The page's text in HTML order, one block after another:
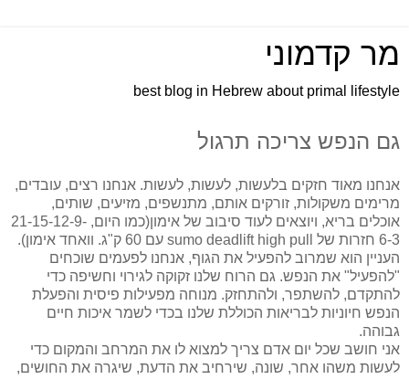
מר קדמוני
best blog in Hebrew about primal lifestyle
גם הנפש צריכה תרגול
אנחנו מאוד חזקים בלעשות, לעשות, לעשות. אנחנו רצים, עובדים,
מרימים משקולות, זורקים אותם, מתנשפים, מזיעים, שותים,
אוכלים בריא, ויוצאים לעוד סיבוב של אימון(כמו היום, 21-15-12-9-
6-3 חזרות של sumo deadlift high pull עם 60 ק"ג. וואחד אימון).
העניין הוא שמרוב להפעיל את הגוף, אנחנו לפעמים שוכחים
"להפעיל" את הנפש. גם הרוח שלנו זקוקה לגירוי וחשיפה כדי
להתקדם, להשתפר, ולהתחזק. מנוחה מפעילות פיסית והפעלת
הנפש חיוניות לבריאות הכוללת שלנו בכדי לשמר איכות חיים
גבוהה.
אני חושב שכל יום אדם צריך למצוא לו את המרחב והמקום כדי
לעשות משהו אחר, שונה, שירחיב את הדעת, שיגרה את החושים,